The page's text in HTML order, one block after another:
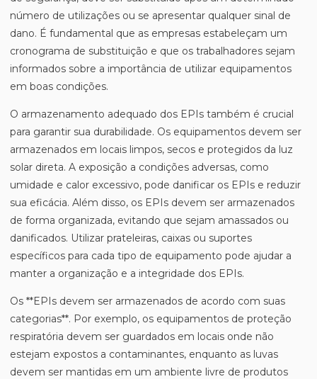
número de utilizações ou se apresentar qualquer sinal de
dano. É fundamental que as empresas estabeleçam um
cronograma de substituição e que os trabalhadores sejam
informados sobre a importância de utilizar equipamentos
em boas condições.
O armazenamento adequado dos EPIs também é crucial
para garantir sua durabilidade. Os equipamentos devem ser
armazenados em locais limpos, secos e protegidos da luz
solar direta. A exposição a condições adversas, como
umidade e calor excessivo, pode danificar os EPIs e reduzir
sua eficácia. Além disso, os EPIs devem ser armazenados
de forma organizada, evitando que sejam amassados ou
danificados. Utilizar prateleiras, caixas ou suportes
específicos para cada tipo de equipamento pode ajudar a
manter a organização e a integridade dos EPIs.
Os **EPIs devem ser armazenados de acordo com suas
categorias**. Por exemplo, os equipamentos de proteção
respiratória devem ser guardados em locais onde não
estejam expostos a contaminantes, enquanto as luvas
devem ser mantidas em um ambiente livre de produtos